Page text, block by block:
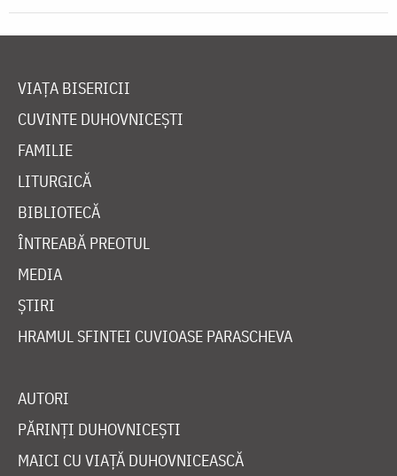
VIAȚA BISERICII
CUVINTE DUHOVNICEȘTI
FAMILIE
LITURGICĂ
BIBLIOTECĂ
ÎNTREABĂ PREOTUL
MEDIA
ȘTIRI
HRAMUL SFINTEI CUVIOASE PARASCHEVA
AUTORI
PĂRINȚI DUHOVNICEȘTI
MAICI CU VIAȚĂ DUHOVNICEASCĂ